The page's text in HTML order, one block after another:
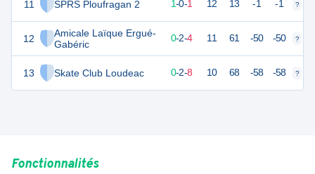
11 SPRS Ploufragan 2
12
Amicale Laïque Ergué-
Gabéric
13 Skate Club Loudeac
3 1-0-1 12 13 -1 -1 ?
2 6 0-2-4 11 61 -50 -50 ?
2 0-2-8 10 68 -58 -58 ?
Fonctionnalités